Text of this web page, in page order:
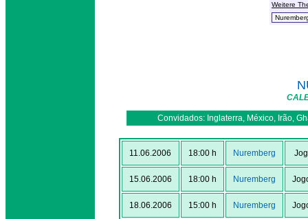
Weitere
Convidados: Inglaterra, México, Irão,
11.06.2006 18:00 h Nuremberg
15.06.2006 18:00 h Nuremberg
18.06.2006 15:00 h Nuremberg